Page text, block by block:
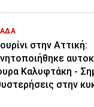
στην Αττική:
Καλυφτάκη -
στην